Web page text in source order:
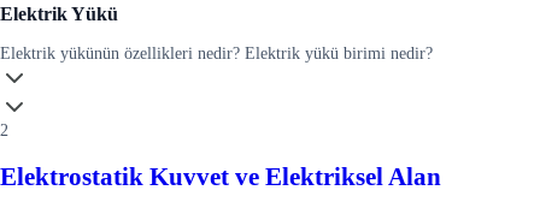
Elektrik Yükü
Elektrik yükünün özellikleri nedir? Elektrik yükü birimi nedir?
2
Elektrostatik Kuvvet ve Elektriksel Alan